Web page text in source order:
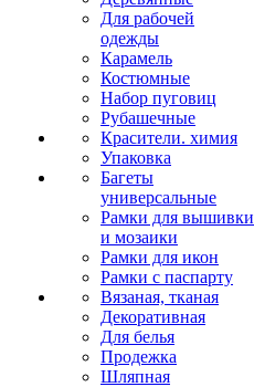
Для рабочей
одежды
Карамель
Костюмные
Набор пуговиц
Рубашечные
Красители. химия
Упаковка
Багеты
универсальные
Рамки для вышивки
и мозаики
Рамки для икон
Рамки с паспарту
Вязаная, тканая
Декоративная
Для белья
Продежка
Шляпная